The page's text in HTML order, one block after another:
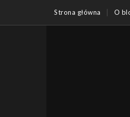
Strona główna O